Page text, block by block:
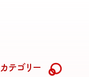
カテゴリー